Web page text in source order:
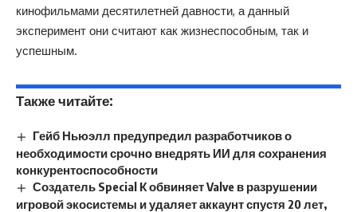
кинофильмами десятилетней давности, а данный
эксперимент они считают как жизнеспособным, так и
успешным.
Также читайте:
Гейб Ньюэлл предупредил разработчиков о
необходимости срочно внедрять ИИ для сохранения
конкурентоспособности
Создатель Special K обвиняет Valve в разрушении
игровой экосистемы и удаляет аккаунт спустя 20 лет,